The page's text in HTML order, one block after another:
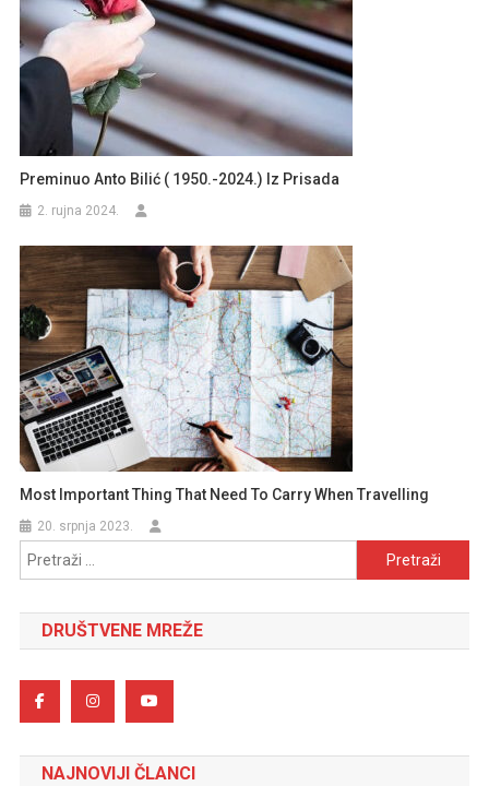
Preminuo Anto Bilić ( 1950.-2024.) Iz Prisada
2. rujna 2024.
Most Important Thing That Need To Carry When Travelling
20. srpnja 2023.
Pretraži:
DRUŠTVENE MREŽE
NAJNOVIJI ČLANCI